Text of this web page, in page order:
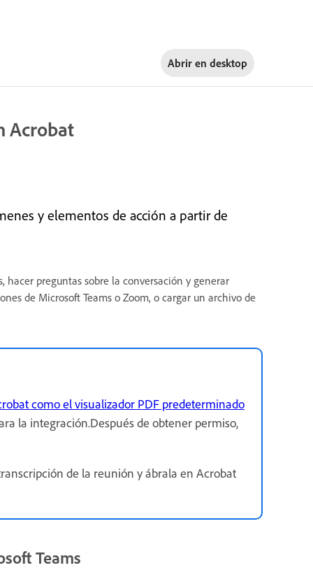
Abrir en desktop
Acrobat
y elementos de acción a partir de
hacer preguntas sobre la conversación y generar
de Microsoft Teams o Zoom, o cargar un archivo de
como el visualizador PDF predeterminado
la integración.Después de obtener permiso,
de la reunión y ábrala en Acrobat
Teams